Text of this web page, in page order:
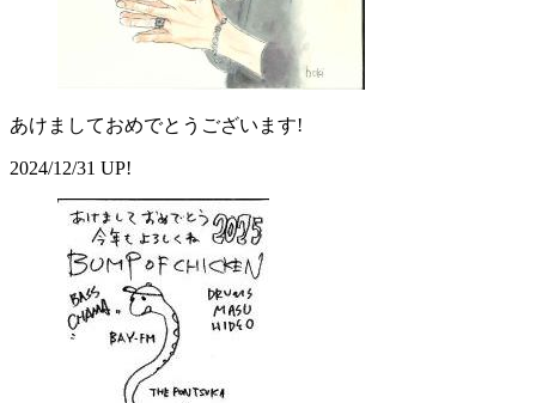
あけましておめでとうございます!
2024/12/31 UP!